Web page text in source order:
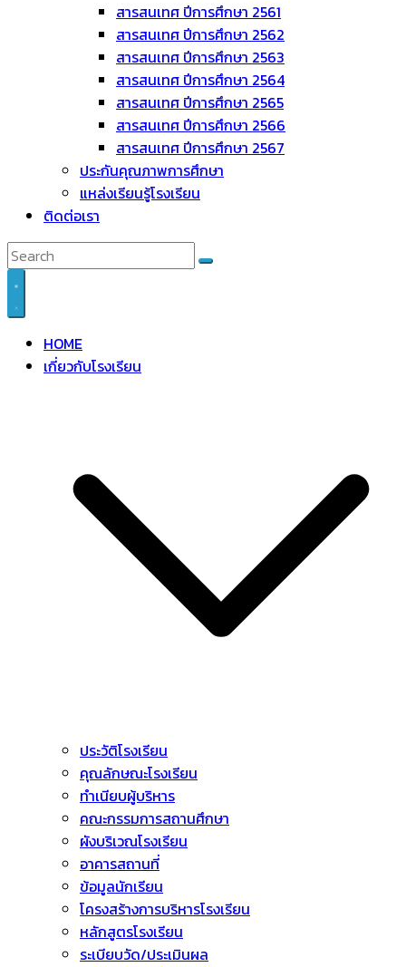
สารสนเทศ ปีการศึกษา 2561
สารสนเทศ ปีการศึกษา 2562
สารสนเทศ ปีการศึกษา 2563
สารสนเทศ ปีการศึกษา 2564
สารสนเทศ ปีการศึกษา 2565
สารสนเทศ ปีการศึกษา 2566
สารสนเทศ ปีการศึกษา 2567
ประกันคุณภาพการศึกษา
แหล่งเรียนรู้โรงเรียน
ติดต่อเรา
HOME
เกี่ยวกับโรงเรียน
ประวัติโรงเรียน
คุณลักษณะโรงเรียน
ทำเนียบผู้บริหาร
คณะกรรมการสถานศึกษา
ผังบริเวณโรงเรียน
อาคารสถานที่
ข้อมูลนักเรียน
โครงสร้างการบริหารโรงเรียน
หลักสูตรโรงเรียน
ระเบียบวัด/ประเมินผล